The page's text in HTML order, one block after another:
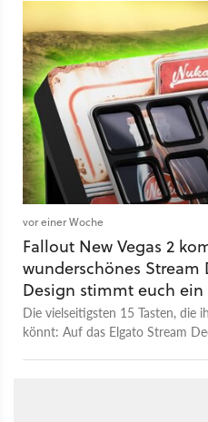
vor einer Woche
Fallout New Vegas 2
wunderschönes
Design stimmt euch
günstig!
Die vielseitigsten 15 Tasten, die
könnt: Auf das Elgato Stream